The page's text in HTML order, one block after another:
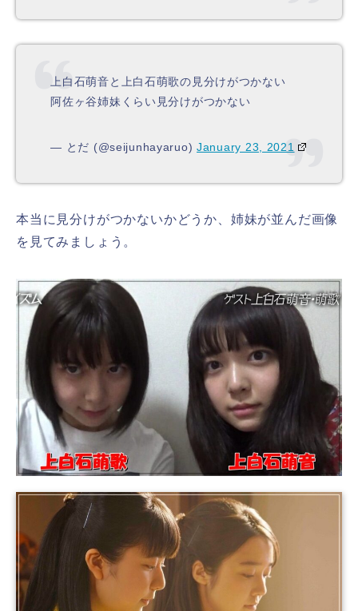
上白石萌音と上白石萌歌の見分けがつかない
阿佐ヶ谷姉妹くらい見分けがつかない
— とだ (@seijunhayaruo)January 23, 2021
本当に見分けがつかないかどうか、姉妹が並んだ画像
を見てみましょう。